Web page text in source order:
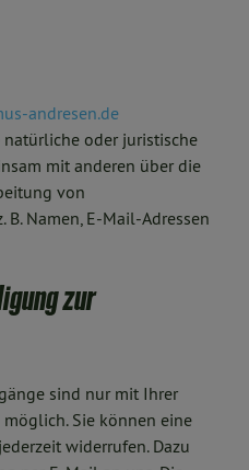
andresen.de
oder juristische
mit anderen über die
von
B. Namen, E-Mail-Adressen
zur
sind nur mit Ihrer
Sie können eine
widerrufen. Dazu